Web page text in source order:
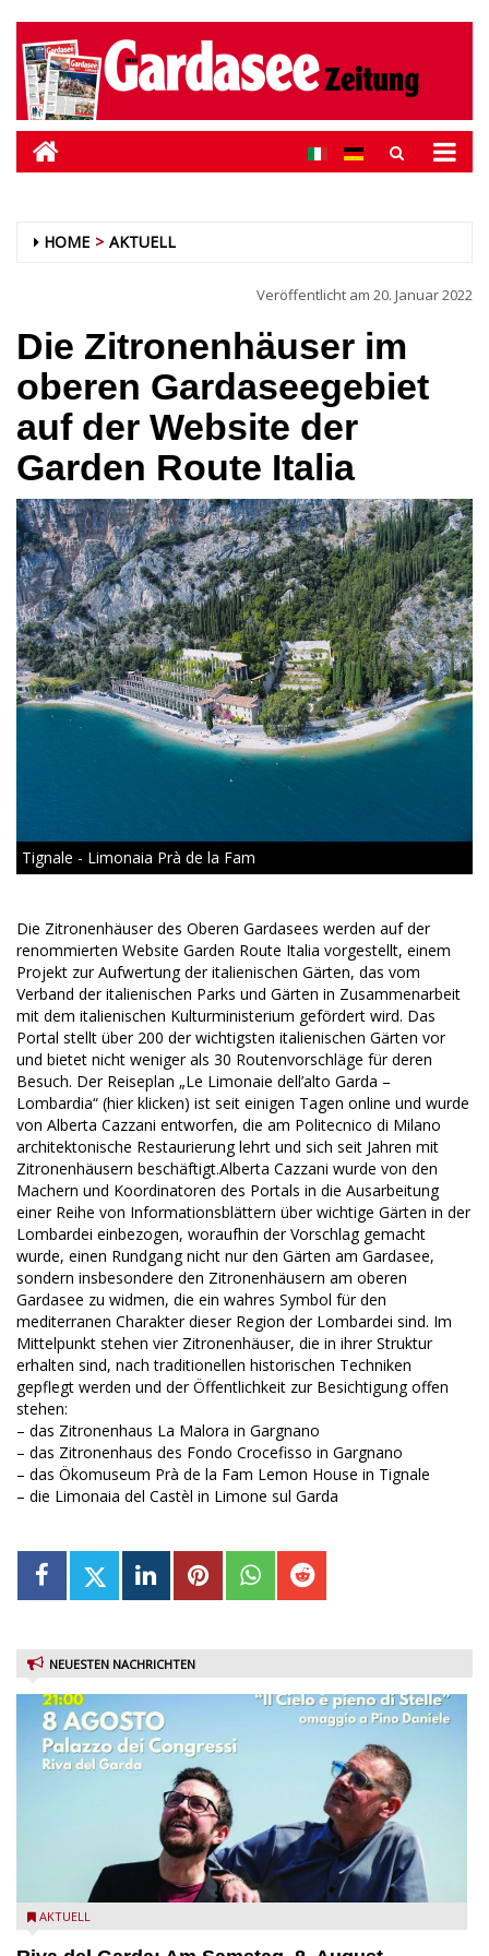
HOME AKTUELL
Veröffentlicht am 20. Januar 2022
Die Zitronenhäuser im
oberen Gardaseegebiet
auf der Website der
Garden Route Italia
Tignale - Limonaia Prà de la Fam
Die Zitronenhäuser des Oberen Gardasees werden auf der
renommierten Website Garden Route Italia vorgestellt, einem
Projekt zur Aufwertung der italienischen Gärten, das vom
Verband der italienischen Parks und Gärten in Zusammenarbeit
mit dem italienischen Kulturministerium gefördert wird. Das
Portal stellt über 200 der wichtigsten italienischen Gärten vor
und bietet nicht weniger als 30 Routenvorschläge für deren
Besuch. Der Reiseplan „Le Limonaie dell’alto Garda –
Lombardia“ (hier klicken) ist seit einigen Tagen online und wurde
von Alberta Cazzani entworfen, die am Politecnico di Milano
architektonische Restaurierung lehrt und sich seit Jahren mit
Zitronenhäusern beschäftigt.Alberta Cazzani wurde von den
Machern und Koordinatoren des Portals in die Ausarbeitung
einer Reihe von Informationsblättern über wichtige Gärten in der
Lombardei einbezogen, woraufhin der Vorschlag gemacht
wurde, einen Rundgang nicht nur den Gärten am Gardasee,
sondern insbesondere den Zitronenhäusern am oberen
Gardasee zu widmen, die ein wahres Symbol für den
mediterranen Charakter dieser Region der Lombardei sind. Im
Mittelpunkt stehen vier Zitronenhäuser, die in ihrer Struktur
erhalten sind, nach traditionellen historischen Techniken
gepflegt werden und der Öffentlichkeit zur Besichtigung offen
stehen:
– das Zitronenhaus La Malora in Gargnano
– das Zitronenhaus des Fondo Crocefisso in Gargnano
– das Ökomuseum Prà de la Fam Lemon House in Tignale
– die Limonaia del Castèl in Limone sul Garda
NEUESTEN NACHRICHTEN
Fabrizio Bosso & Julian Oliver Mazzariello zu Gast beim Garda
AKTUELL